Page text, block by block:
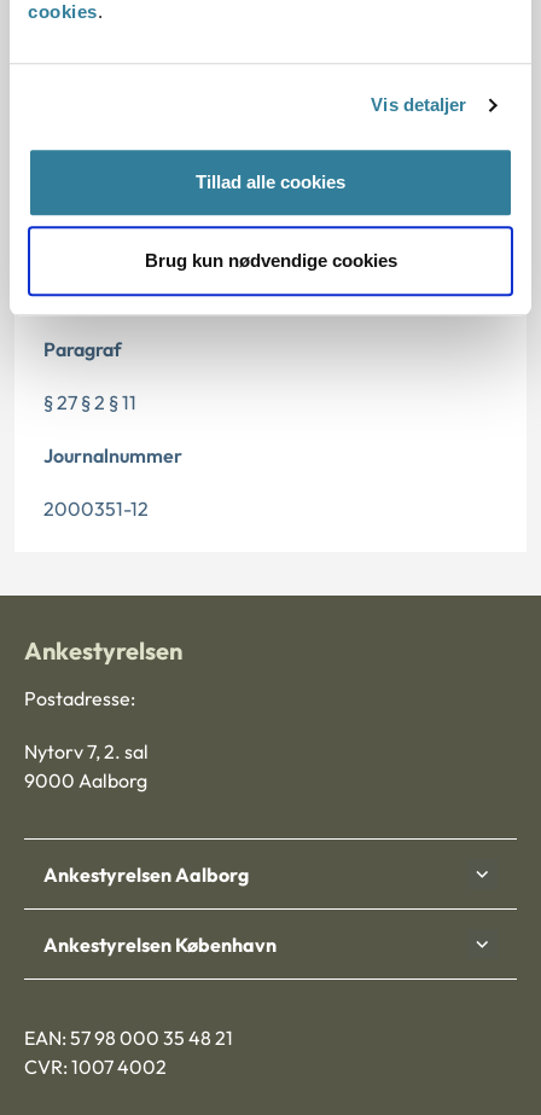
cookies.
Vis detaljer
Tillad alle cookies
Brug kun nødvendige cookies
04.12.2013
Paragraf
§ 27 § 2 § 11
Journalnummer
2000351-12
Ankestyrelsen
Postadresse:
Nytorv 7, 2. sal
9000 Aalborg
Ankestyrelsen Aalborg
Ankestyrelsen København
EAN: 57 98 000 35 48 21
CVR: 1007 4002